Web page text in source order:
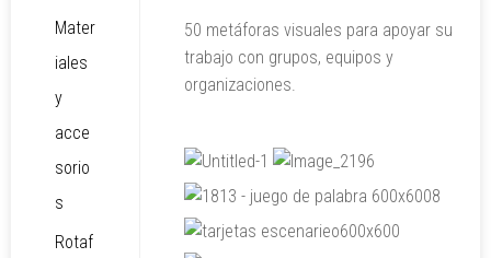
50 metáforas visuales para apoyar su
trabajo con grupos, equipos y
organizaciones.
Mater
iales
y
acce
sorio
s
Rotaf